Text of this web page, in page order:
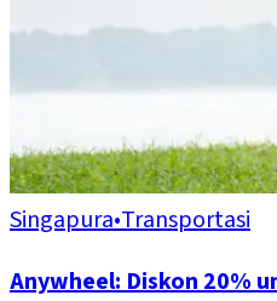
Singapura•Transportasi
Anywheel: Diskon 20%